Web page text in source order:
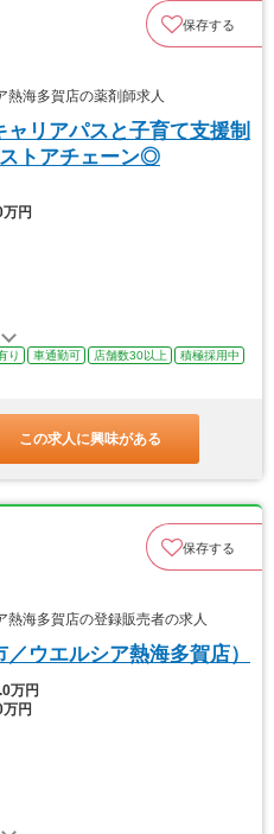
保存する
海多賀店の薬剤師求人
ャリアパスと子育て支援制
トアチェーン◎
円
り 車通勤可 店舗数30以上
積極採用中
この求人に興味がある
保存する
海多賀店の登録販売者の求人
ウエルシア熱海多賀店）
万円
円